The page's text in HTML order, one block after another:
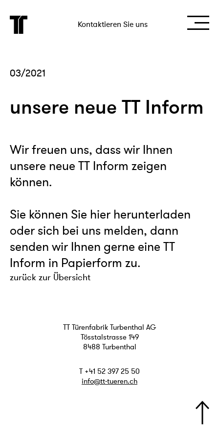
Kontaktieren Sie uns
03/2021
unsere neue TT Inform
Wir freuen uns, dass wir Ihnen
unsere neue TT Inform zeigen
können.
Sie können Sie hier herunterladen
oder sich bei uns melden, dann
senden wir Ihnen gerne eine TT
Inform in Papierform zu.
zurück zur Übersicht
TT Türenfabrik Turbenthal AG
Tösstalstrasse 149
8488 Turbenthal
T +41 52 397 25 50
info@tt-tueren.ch